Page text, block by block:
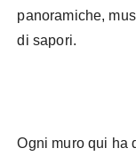
panoramiche,
di sapori.
Ogni muro qui ha